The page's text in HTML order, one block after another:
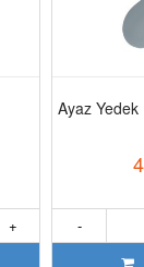
+
Ayaz
-